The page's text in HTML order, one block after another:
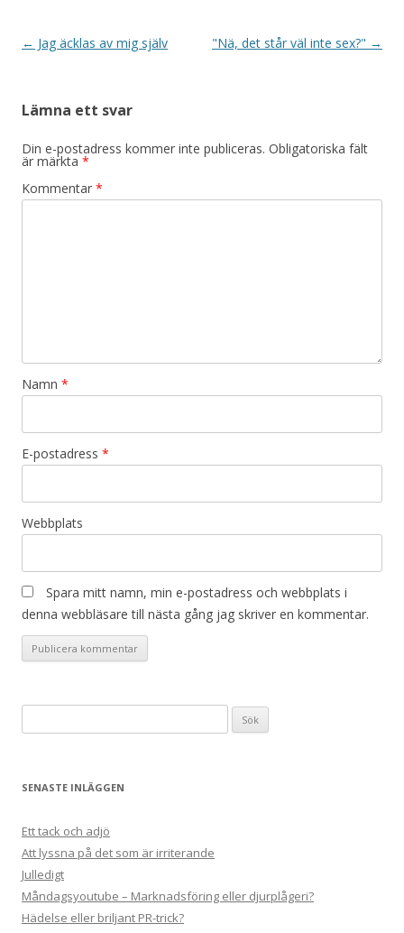
Inläggsnavigering
← Jag äcklas av mig själv "Nä, det står väl inte sex?" →
Lämna ett svar
Din e-postadress kommer inte publiceras. Obligatoriska fält
är märkta *
Kommentar *
Namn *
E-postadress *
Webbplats
Spara mitt namn, min e-postadress och webbplats i
denna webbläsare till nästa gång jag skriver en kommentar.
efter:
SENASTE INLÄGGEN
Ett tack och adjö
Att lyssna på det som är irriterande
Julledigt
Måndagsyoutube – Marknadsföring eller djurplågeri?
Hädelse eller briljant PR-trick?